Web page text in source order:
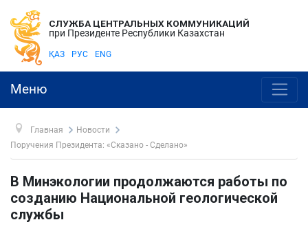
СЛУЖБА ЦЕНТРАЛЬНЫХ КОММУНИКАЦИЙ
при Президенте Республики Казахстан
ҚАЗ РУС ENG
Меню
Главная
Новости
Поручения Президента: «Сказано - Сделано»
В Минэкологии продолжаются работы по
созданию Национальной геологической
службы